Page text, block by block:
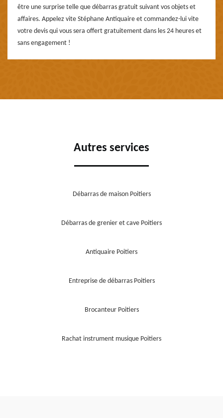
être une surprise telle que débarras gratuit suivant vos objets et
affaires. Appelez vite Stéphane Antiquaire et commandez-lui vite
votre devis qui vous sera offert gratuitement dans les 24 heures et
sans engagement !
Autres services
Débarras de maison Poitiers
Débarras de grenier et cave Poitiers
Antiquaire Poitiers
Entreprise de débarras Poitiers
Brocanteur Poitiers
Rachat instrument musique Poitiers